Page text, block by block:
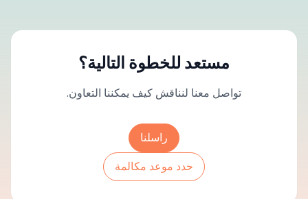
مستعد للخطوة التالية؟
تواصل معنا لنناقش كيف يمكننا التعاون.
راسلنا
حدد موعد مكالمة